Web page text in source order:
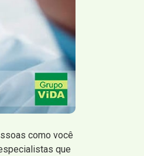
como você
que